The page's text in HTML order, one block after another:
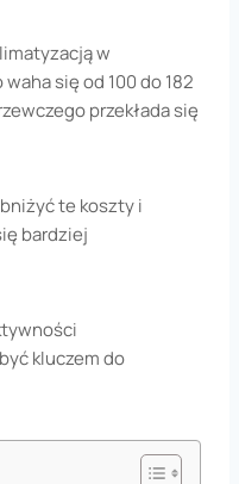
w
się od 100 do 182
przekłada się
te koszty i
bardziej
kluczem do